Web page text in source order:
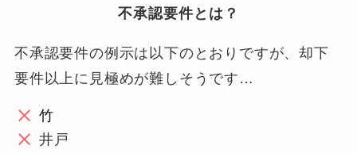
不承認要件とは？
不承認要件の例示は以下のとおりですが、却下
要件以上に見極めが難しそうです…
竹
井戸